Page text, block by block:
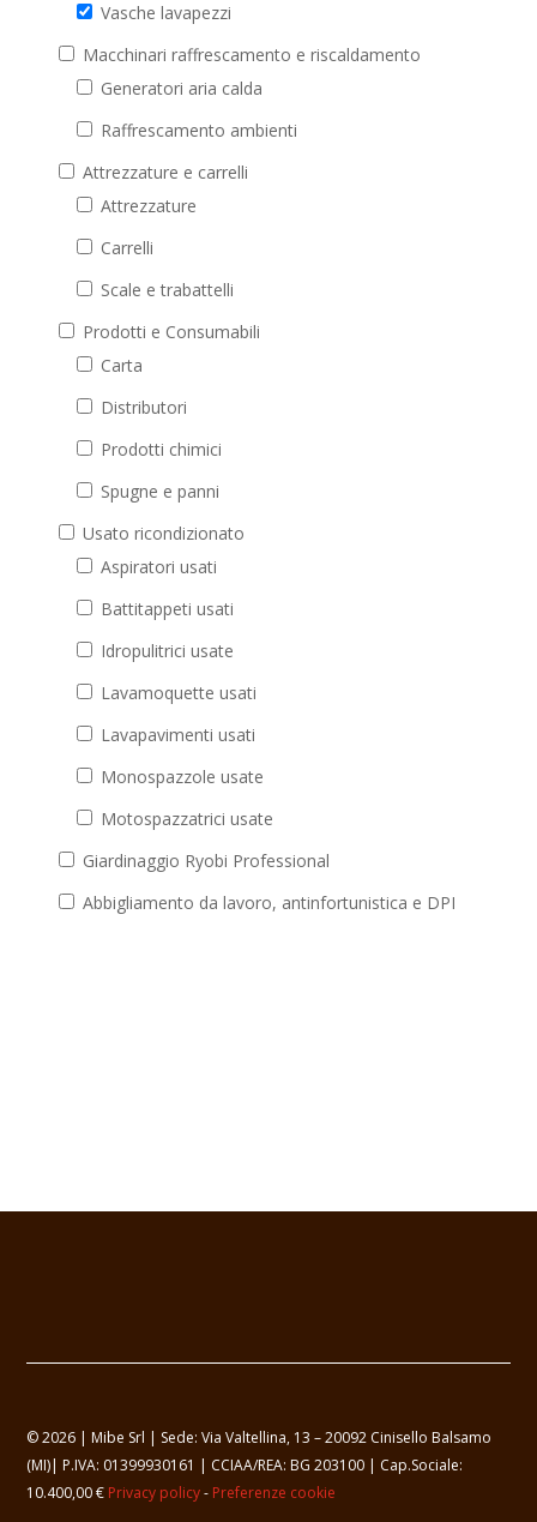
Vasche lavapezzi
Macchinari raffrescamento e riscaldamento
Generatori aria calda
Raffrescamento ambienti
Attrezzature e carrelli
Attrezzature
Carrelli
Scale e trabattelli
Prodotti e Consumabili
Carta
Distributori
Prodotti chimici
Spugne e panni
Usato ricondizionato
Aspiratori usati
Battitappeti usati
Idropulitrici usate
Lavamoquette usati
Lavapavimenti usati
Monospazzole usate
Motospazzatrici usate
Giardinaggio Ryobi Professional
Abbigliamento da lavoro, antinfortunistica e DPI
© 2026 | Mibe Srl | Sede: Via Valtellina, 13 – 20092 Cinisello Balsamo
(MI)| P.IVA: 01399930161 | CCIAA/REA: BG 203100 | Cap.Sociale:
10.400,00 € Privacy policy- Preferenze cookie